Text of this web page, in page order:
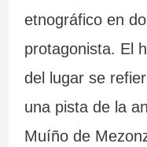
etnográfico en
protagonista. El
del lugar se
una pista de la
Muíño de